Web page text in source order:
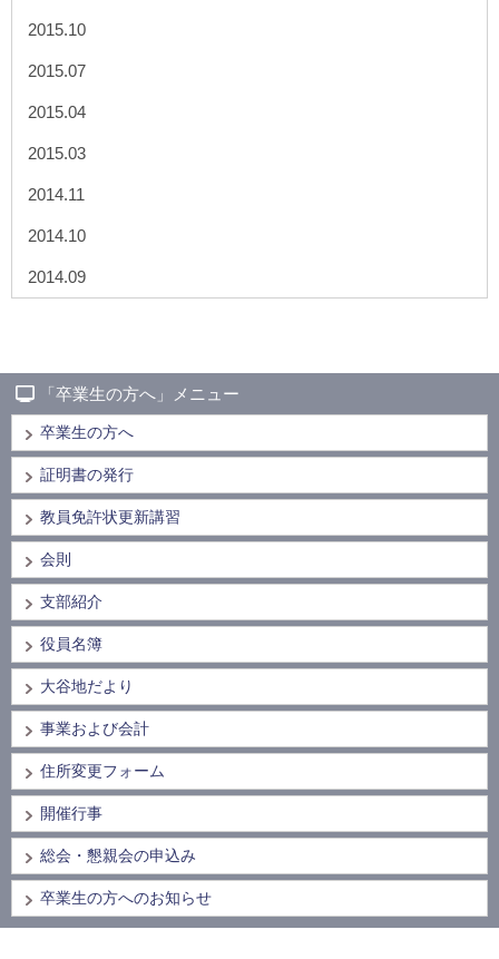
2015.10
2015.07
2015.04
2015.03
2014.11
2014.10
2014.09
「卒業生の方へ」メニュー
卒業生の方へ
証明書の発行
教員免許状更新講習
会則
支部紹介
役員名簿
大谷地だより
事業および会計
住所変更フォーム
開催行事
総会・懇親会の申込み
卒業生の方へのお知らせ